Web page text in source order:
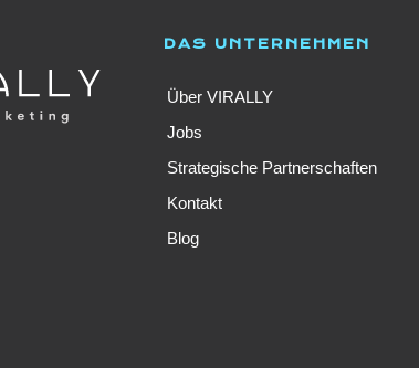
DAS UNTERNEHMEN
Über VIRALLY
Jobs
Strategische Partnerschaften
Kontakt
Blog